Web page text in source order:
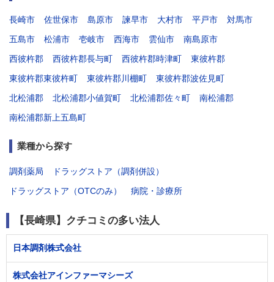
長崎市 佐世保市 島原市 諫早市 大村市 平戸市
対馬市
五島市
松浦市 壱岐市 西海市 雲仙市
南島原市
西彼杵郡
西彼杵郡長与町 西彼杵郡時津町
東彼杵郡
東彼杵郡東彼杵町
東彼杵郡川棚町
東彼杵郡波佐見町
北松浦郡
北松浦郡小値賀町 北松浦郡佐々町
南松浦郡
南松浦郡新上五島町
業種から探す
調剤薬局
ドラッグストア（調剤併設）
ドラッグストア（OTCのみ）
病院・診療所
【長崎県】クチコミの多い法人
日本調剤株式会社
株式会社アインファーマシーズ